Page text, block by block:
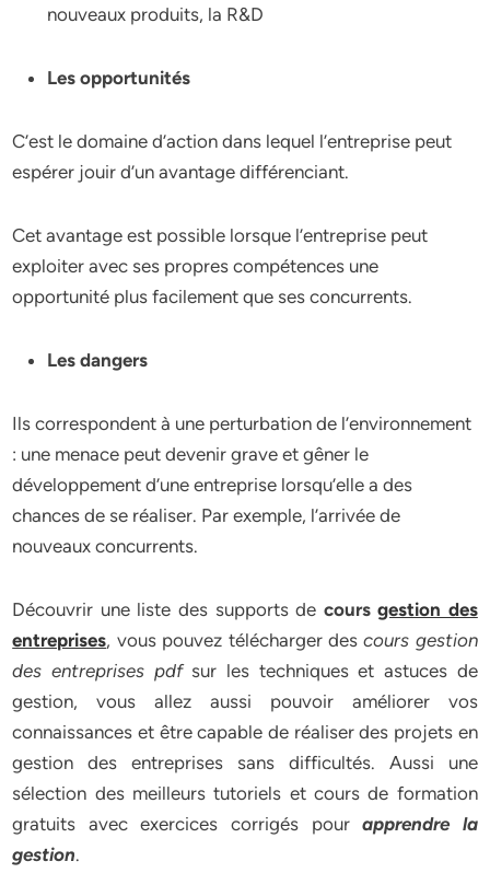
nouveaux produits, la R&D
Les opportunités
C’est le domaine d’action dans lequel l’entreprise peut
espérer jouir d’un avantage différenciant.
Cet avantage est possible lorsque l’entreprise peut
exploiter avec ses propres compétences une
opportunité plus facilement que ses concurrents.
Les dangers
Ils correspondent à une perturbation de l’environnement
: une menace peut devenir grave et gêner le
développement d’une entreprise lorsqu’elle a des
chances de se réaliser. Par exemple, l’arrivée de
nouveaux concurrents.
Découvrir une liste des supports de coursgestion des
entreprises, vous pouvez télécharger descours gestion
des entreprises pdfsur les techniques et astuces de
gestion, vous allez aussi pouvoir améliorer vos
connaissances et être capable de réaliser des projets en
gestion des entreprises sans difficultés. Aussi une
sélection des meilleurs tutoriels et cours de formation
gratuits avec exercices corrigés pourapprendre la
gestion.